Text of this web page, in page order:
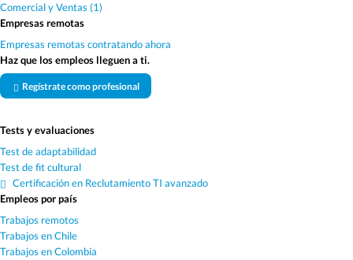
Comercial y Ventas (1)
Empresas remotas
Empresas remotas contratando ahora
Haz que los empleos lleguen a ti.
Regístrate como profesional
Tests y evaluaciones
Test de adaptabilidad
Test de fit cultural
Certificación en Reclutamiento TI avanzado
Empleos por país
Trabajos remotos
Trabajos en Chile
Trabajos en Colombia